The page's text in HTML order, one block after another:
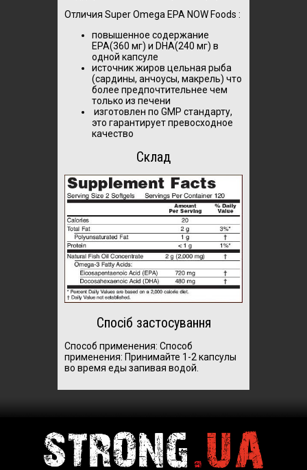
Отличия Super Omega EPA NOW Foods :
повышенное содержание
EPA(360 мг) и DHA(240 мг) в
одной капсуле
источник жиров цельная рыба
(сардины, анчоусы, макрель) что
более предпочтительнее чем
только из печени
изготовлен по GMP стандарту,
это гарантирует превосходное
качество
Склад
Спосіб застосування
Способ применения: Способ
применения: Принимайте 1-2 капсулы
во время еды запивая водой.